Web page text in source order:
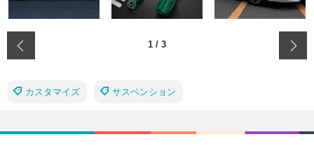
1 / 3
カスタマイズ サスペンション